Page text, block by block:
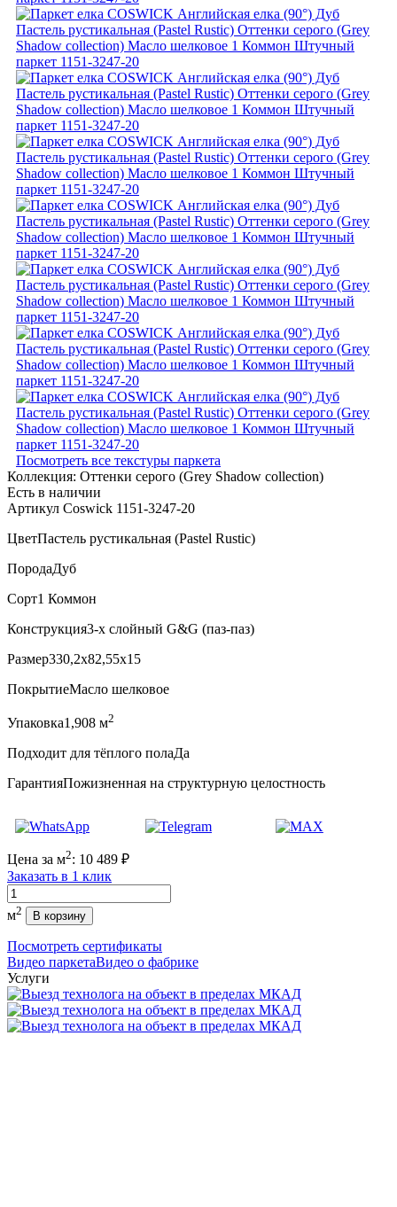
Посмотреть все текстуры паркета
Коллекция: Оттенки серого (Grеy Shadow collection)
Есть в наличии
Артикул Coswick 1151-3247-20
ЦветПастель рустикальная (Pastel Rustic)
ПородаДуб
Сорт1 Коммон
Конструкция3-х слойный G&G (паз-паз)
Размер330,2x82,55x15
ПокрытиеМасло шелковое
Упаковка1,908 м2
Подходит для тёплого полаДа
ГарантияПожизненная на структурную целостность
Цена за м2: 10 489 ₽
Заказать в 1 клик
Количество
м2 В корзину
Посмотреть сертификаты
Видео паркетаВидео о фабрике
Услуги